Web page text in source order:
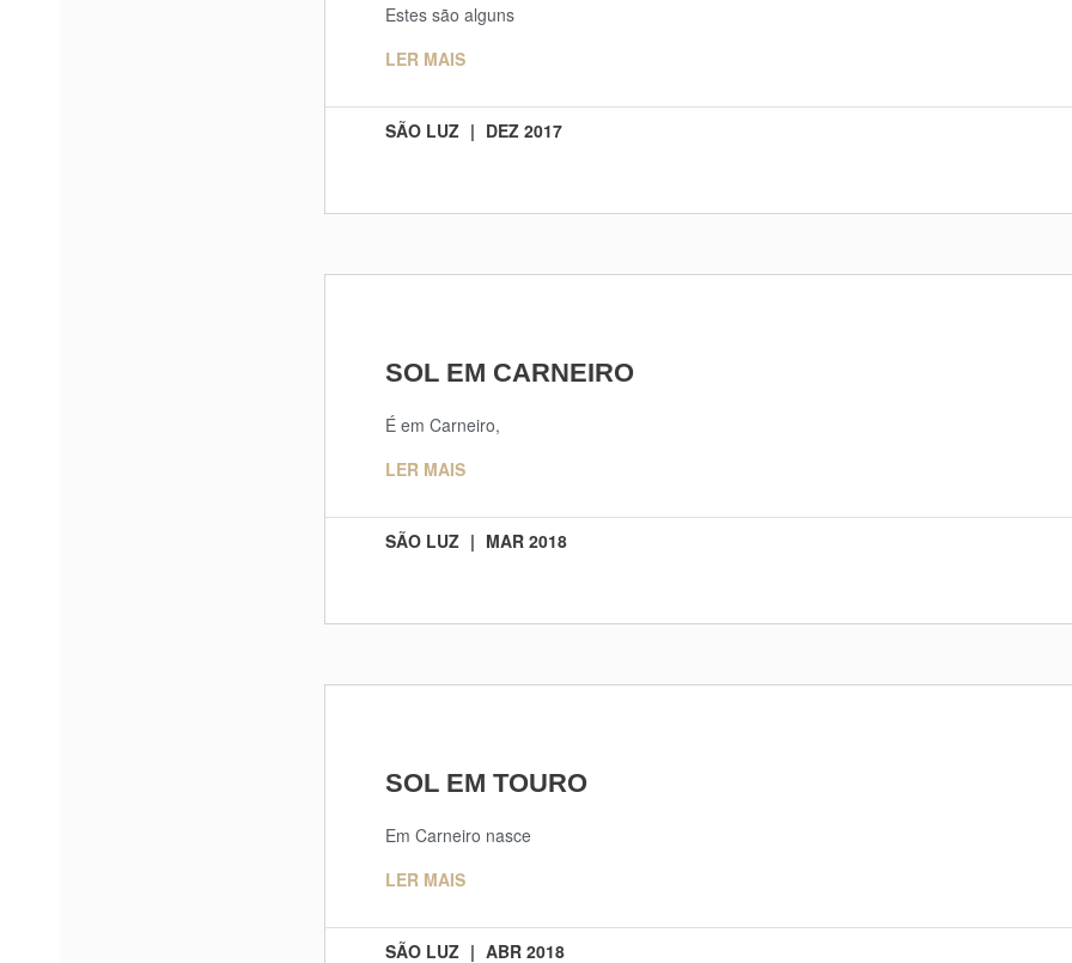
Estes são alguns
LER MAIS
SÃO LUZ DEZ 2017
SOL EM CARNEIRO
É em Carneiro,
LER MAIS
SÃO LUZ MAR 2018
SOL EM TOURO
Em Carneiro nasce
LER MAIS
SÃO LUZ ABR 2018